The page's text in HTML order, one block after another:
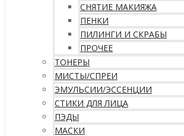
СНЯТИЕ МАКИЯЖА
ПЕНКИ
ПИЛИНГИ И СКРАБЫ
ПРОЧЕЕ
ТОНЕРЫ
МИСТЫ/СПРЕИ
ЭМУЛЬСИИ/ЭССЕНЦИИ
СТИКИ ДЛЯ ЛИЦА
ПЭДЫ
МАСКИ